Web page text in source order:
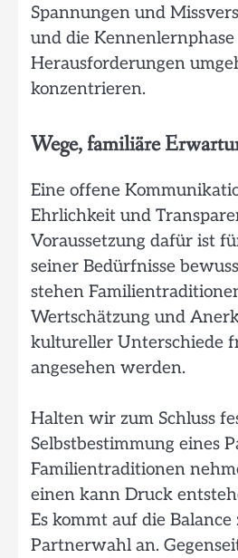
Spannungen und
und die
Herausforderungen
konzentrieren.
Wege, familiäre
Eine offene
Ehrlichkeit und
Voraussetzung dafür ist
seiner Bedürfnisse
stehen
Wertschätzung und
kultureller Unterschiede
angesehen werden.
Halten wir zum Schluss
Selbstbestimmung eines
Familientraditionen
einen kann Druck
Es kommt auf die
Partnerwahl an.